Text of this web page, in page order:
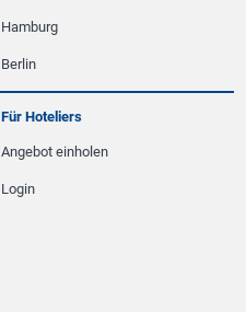
Hamburg
Berlin
Für Hoteliers
Angebot einholen
Login